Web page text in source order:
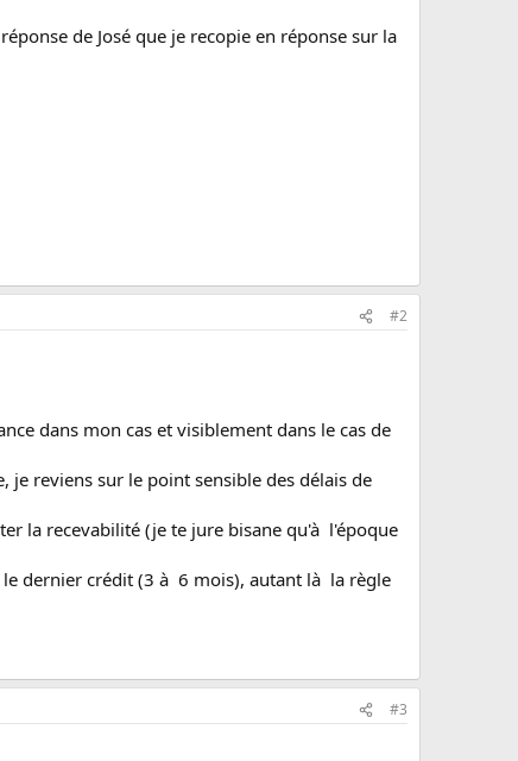
de José que je recopie en réponse sur la
#2
dans mon cas et visiblement dans le cas de
je reviens sur le point sensible des délais de
la recevabilité (je te jure bisane qu'à l'époque
dernier crédit (3 à 6 mois), autant là la règle
#3